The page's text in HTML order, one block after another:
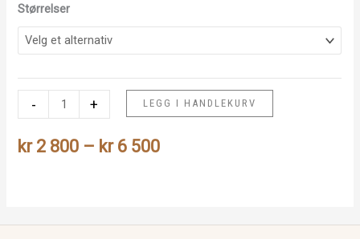
Størrelser
-
skistaver
antall
+ LEGG I HANDLEKURV
kr2 800 – kr6 500Prisområde: